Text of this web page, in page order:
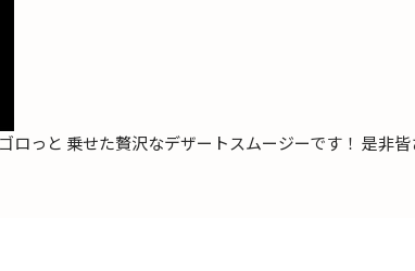
ロっと 乗せた贅沢なデザートスムージーです！ 是非